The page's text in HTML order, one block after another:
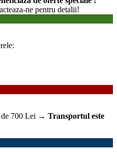
ne pentru detalii!
700 Lei → Transportul este